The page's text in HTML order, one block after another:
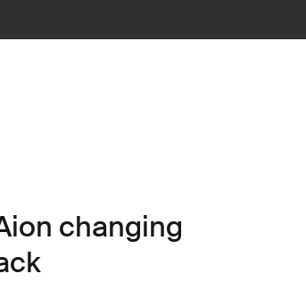
changing